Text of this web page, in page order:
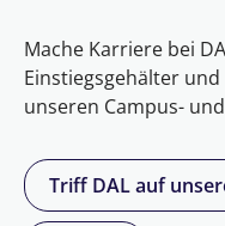
Mache Karriere bei
Einstiegsgehälter
unseren Campus-
Triff DAL auf